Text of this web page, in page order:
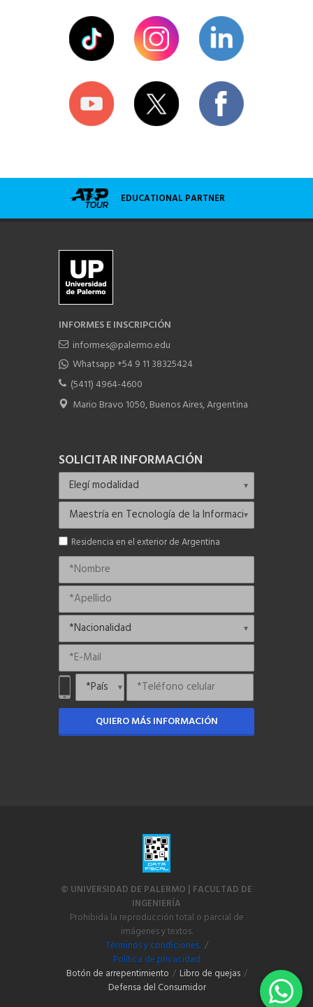
EDUCATIONAL PARTNER
INFORMES E INSCRIPCIÓN
informes@palermo.edu
Whatsapp +54 9 11 38325424
(5411) 4964-4600
Mario Bravo 1050, Buenos Aires, Argentina
SOLICITAR INFORMACIÓN
Residencia en el exterior de Argentina
QUIERO MÁS INFORMACIÓN
© UNIVERSIDAD DE PALERMO | FACULTAD DE
INGENIERÍA
Prohibida la reproducción total o parcial de
imágenes y textos.
Términos y condiciones. /
Política de privacidad
Botón de arrepentimiento / Libro de quejas /
Defensa del Consumidor